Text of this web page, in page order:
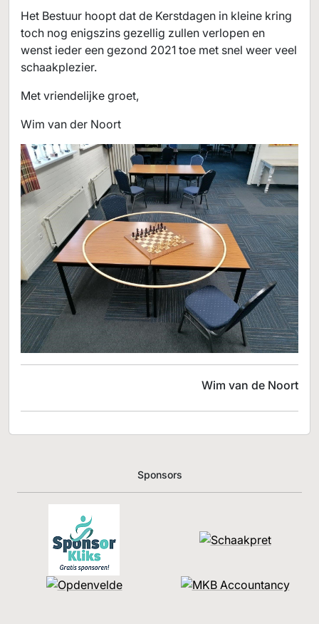
Het Bestuur hoopt dat de Kerstdagen in kleine kring
toch nog enigszins gezellig zullen verlopen en
wenst ieder een gezond 2021 toe met snel weer veel
schaakplezier.
Met vriendelijke groet,
Wim van der Noort
Wim van de Noort
Sponsors